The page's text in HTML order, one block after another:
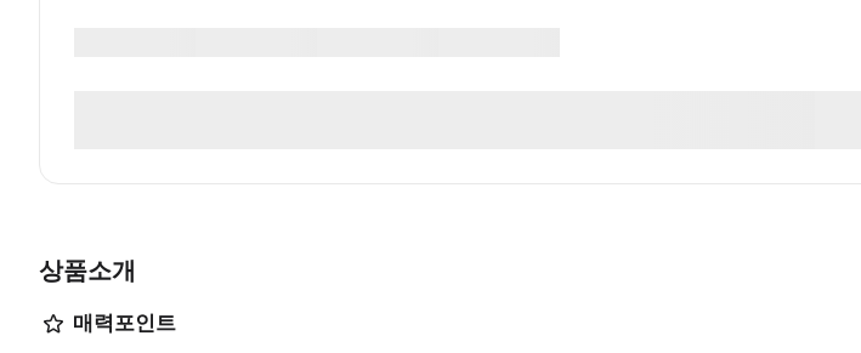
상품소개
매력포인트